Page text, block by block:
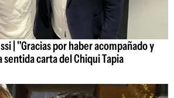
| "Gracias por haber acompañado y
carta del Chiqui Tapia